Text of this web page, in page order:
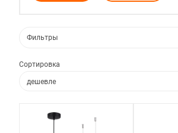
Фильтры
Сортировка
дешевле
по популярности